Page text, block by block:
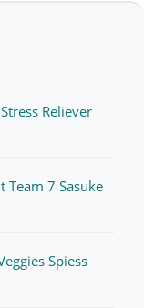
Reliever
7 Sasuke
Spiess